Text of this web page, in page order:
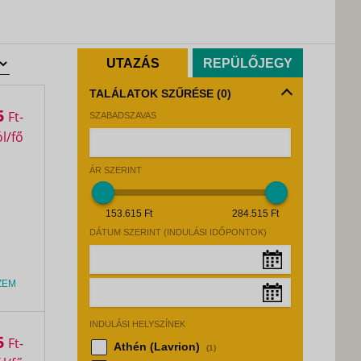
UTAZÁS REPÜLŐJEGY
TALÁLATOK SZŰRÉSE (0)
SZABADSZAVAS
ÁR SZERINT
153.615 Ft 284.515 Ft
DÁTUM SZERINT (INDULÁSI IDŐPONTOK)
Hé
Ke Sz Cs
27
29 31
INDULÁSI HELYSZÍNEK
Athén (Lavrion) (1)
Ft
Ft